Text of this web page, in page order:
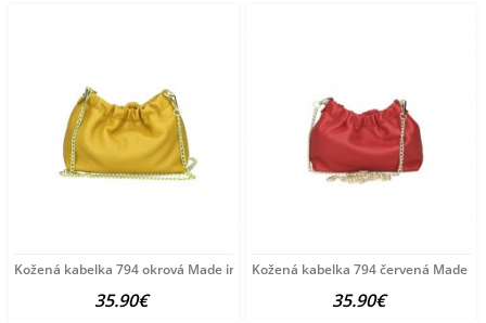
Kožená kabelka 794 okrová Made in Italy Okrová
35.90€
Kožená kabelka 794 červená Made
35.90€